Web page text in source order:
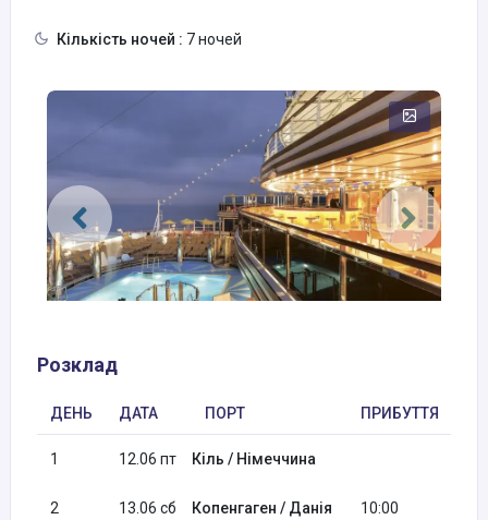
Кількість ночей : 7 ночей
Розклад
ДЕНЬ ДАТА ПОРТ ПРИБУТТЯ
1 12.06 пт Кіль / Німеччина
2 13.06 сб Копенгаген / Данія 10:00